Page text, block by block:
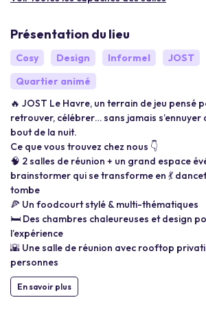
Présentation du lieu
Cosy Design Informel
JOST
Quartier animé
🔥 JOST Le Havre, un terrain de jeu pensé
retrouver, célébrer… sans jamais s’ennuyer
bout de la nuit.
Ce que vous trouvez chez nous 👇
🧠 2 salles de réunion + un grand espace
brainstormer qui se transforme en 💃
tombe
🍕 Un foodcourt stylé & multi-thématiques
🛏️ Des chambres chaleureuses et design
l’expérience
🌇 Une salle de réunion avec rooftop
personnes
En savoir plus